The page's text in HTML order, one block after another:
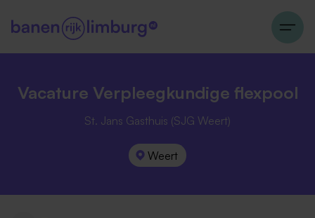
Vacature Verpleegkundige flexpool
St. Jans Gasthuis (SJG Weert)
Weert